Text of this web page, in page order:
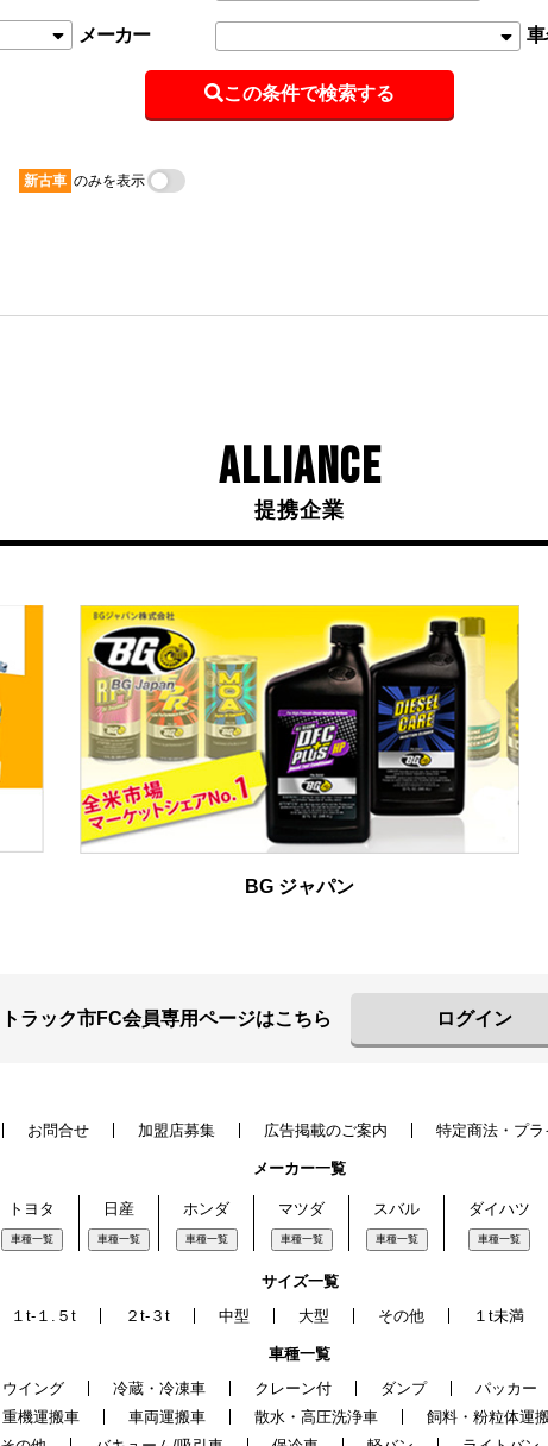
メーカー 車
この条件で検索する
新古車 のみを表示
ALLIANCE
提携企業
BG ジャパン
トラック市FC会員専用ページはこちら ログイン
お問合せ 加盟店募集 広告掲載のご案内 特定商法・プ
メーカー一覧
トヨタ
車種一覧
日産
車種一覧
ホンダ
車種一覧
マツダ
車種一覧
スバル
車種一覧
ダイハツ
車種一覧
サイズ一覧
１t-１.５t ２t-３t 中型 大型 その他 １t未満
車種一覧
ウイング 冷蔵・冷凍車 クレーン付 ダンプ パッカー
重機運搬車 車両運搬車 散水・高圧洗浄車 飼料・粉粒体運